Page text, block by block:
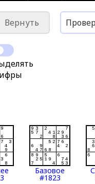
Вернуть
Базовое
#1823